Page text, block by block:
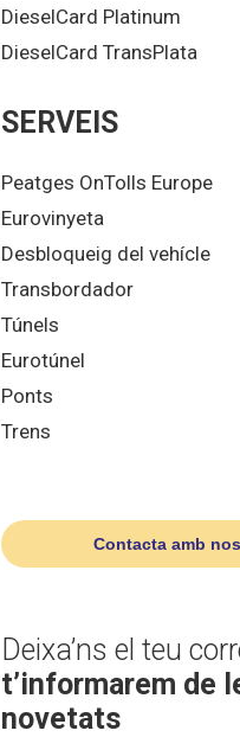
DieselCard Platinum
DieselCard TransPlata
SERVEIS
Peatges OnTolls Europe
Eurovinyeta
Desbloqueig del vehícle
Transbordador
Túnels
Eurotúnel
Ponts
Trens
Contacta amb
Deixa’ns el teu
t’informarem de
novetats